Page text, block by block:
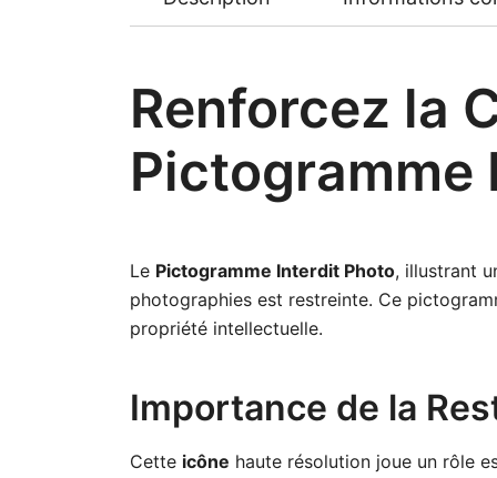
Renforcez la
Pictogramme
Le Pictogramme Interdit Photo, illustrant
photographies est restreinte. Ce
propriété intellectuelle.
Importance de la
Cette icône haute résolution joue un rôle